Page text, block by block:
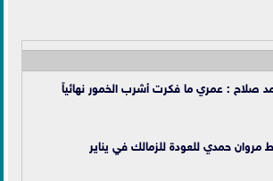
صلاح : عمري ما فكرت أشرب الخمور نهائياً
مروان حمدي للعودة للزمالك في يناير